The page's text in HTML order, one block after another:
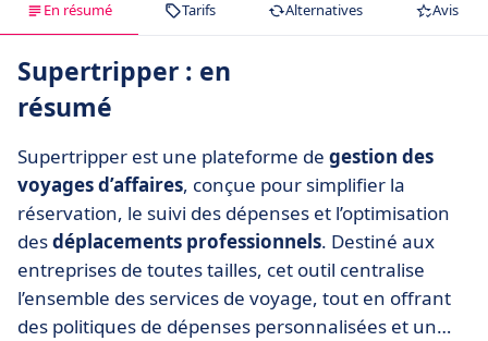
En résumé Tarifs Alternatives Avis
Supertripper : en
résumé
Supertripper est une plateforme de gestion des
voyages d’affaires, conçue pour simplifier la
réservation, le suivi des dépenses et l’optimisation
desdéplacements professionnels. Destiné aux
entreprises de toutes tailles, cet outil centralise
l’ensemble des services de voyage, tout en offrant
des politiques de dépenses personnalisées et un